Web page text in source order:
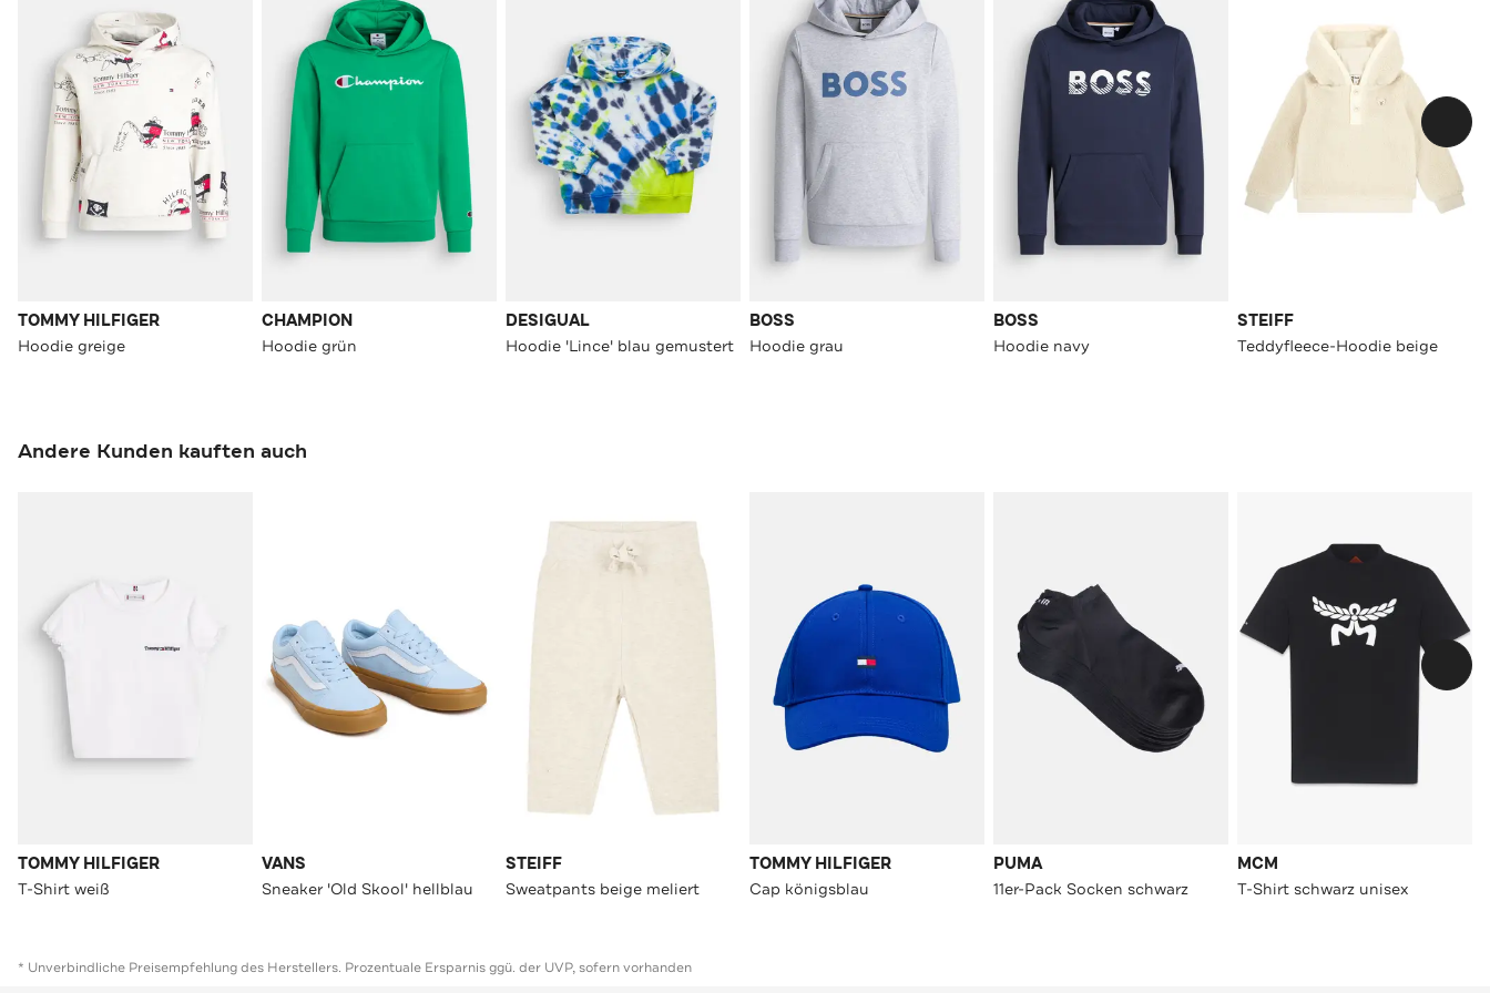
TOMMY HILFIGER
Hoodie greige
CHAMPION
Hoodie grün
DESIGUAL
Hoodie 'Lince' blau gemustert
BOSS
Hoodie grau
BOSS
Hoodie navy
STEIFF
Teddyfleece-Hoodie beige
Andere Kunden kauften auch
TOMMY HILFIGER
T-Shirt weiß
VANS
Sneaker 'Old Skool' hellblau
STEIFF
Sweatpants beige meliert
TOMMY HILFIGER
Cap königsblau
PUMA
11er-Pack Socken schwarz
MCM
T-Shirt schwarz unisex
* Unverbindliche Preisempfehlung des Herstellers. Prozentuale Ersparnis ggü. der UVP, sofern vorhanden